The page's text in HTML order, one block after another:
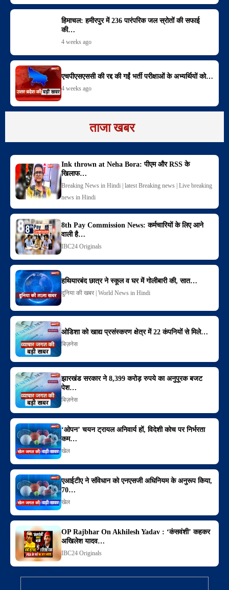
हिमाचल: हमीरपुर में 236 पारंपरिक जल स्रोतों की सफाई
की…
4 weeks ago
एचपीएसएससी की रद्द की गईं भर्ती परीक्षाओं के अभ्यर्थियों को…
4 weeks ago
ताजा खबर
Ink thrown at Neha Bora: पीएम और RSS के
खिलाफ…
Breaking News in Hindi | latest Breaking news | Live breaking
news in Hindi
8th Pay Commission News: कर्मचारियों के लिए आने
वाली है…
IBC24 Originals
हथियारबंद छात्र ने स्कूल व घर में गोलीबारी की, सात…
दुनिया की खबर | World News in Hindi
ओडिशा को खाद्य प्रसंस्करण क्षेत्र में 22 कंपनियों से मिले…
बिज़नेस
झारखंड सरकार ने 8,399 करोड़ रुपये का अनुपूरक बजट
पेश…
बिज़नेस
‘ओपन’ चयन ट्रायल अनिवार्य हों, विदेशी कोच पर निर्भरता
कम…
खेल
एआईटीए ने संविधान को एनएसजी अधिनियम के अनुरूप किया,
70…
खेल
OP Rajbhar On Akhilesh Yadav : ‘कंसवंशी’ कहकर
अखिलेश यादव…
IBC24 Originals